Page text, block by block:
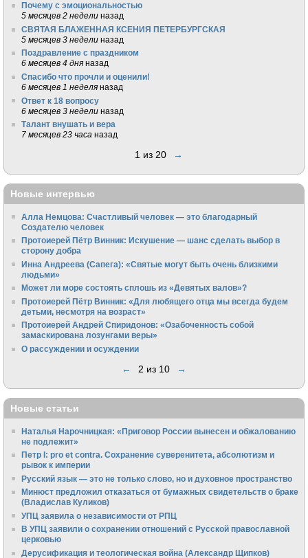
Почему с эмоциональностью
5 месяцев 2 недели назад
СВЯТАЯ БЛАЖЕННАЯ КСЕНИЯ ПЕТЕРБУРГСКАЯ
5 месяцев 3 недели назад
Поздравление с праздником
6 месяцев 4 дня назад
Спасибо что прочли и оценили!
6 месяцев 1 неделя назад
Ответ к 18 вопросу
6 месяцев 3 недели назад
Талант внушать и вера
7 месяцев 23 часа назад
1 из 20 →
Новые интервью
Алла Немцова: Счастливый человек — это благодарный
Создателю человек
Протоиерей Пётр Винник: Искушение — шанс сделать выбор в
сторону добра
Инна Андреева (Сапега): «Святые могут быть очень близкими
людьми»
Может ли море состоять сплошь из «Девятых валов»?
Протоиерей Пётр Винник: «Для любящего отца мы всегда будем
детьми, несмотря на возраст»
Протоиерей Андрей Спиридонов: «Озабоченность собой
замаскирована лозунгами веры»
О рассуждении и осуждении
← 2 из 10 →
Новые статьи
Наталья Нарочницкая: «Приговор России вынесен и обжалованию
не подлежит»
Петр I: pro et contra. Сохранение суверенитета, абсолютизм и
рывок к империи
Русский язык — это не только слово, но и духовное пространство
Минюст предложил отказаться от бумажных свидетельств о браке
(Владислав Куликов)
УПЦ заявила о независимости от РПЦ
В УПЦ заявили о сохранении отношений с Русской православной
церковью
Дерусификация и теологическая война (Александр Щипков)